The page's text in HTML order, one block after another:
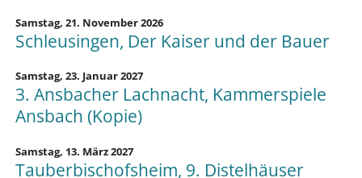
Samstag, 21. November 2026
Schleusingen, Der Kaiser und der Bauer
Samstag, 23. Januar 2027
3. Ansbacher Lachnacht, Kammerspiele
Ansbach (Kopie)
Samstag, 13. März 2027
Tauberbischofsheim, 9. Distelhäuser